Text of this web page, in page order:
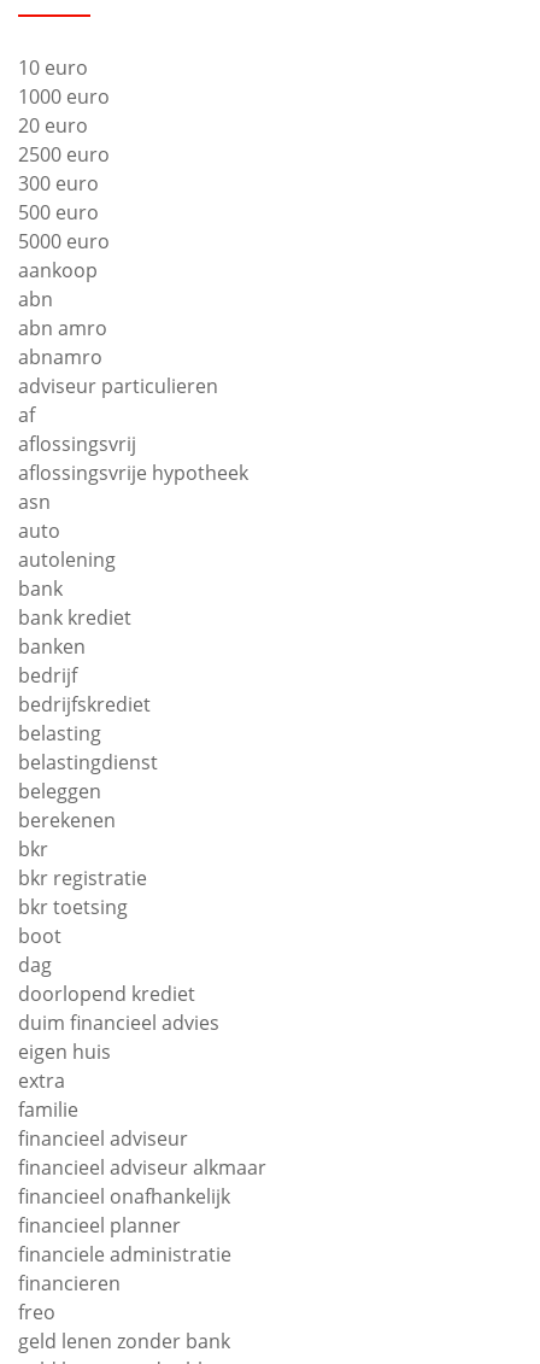
10 euro
1000 euro
20 euro
2500 euro
300 euro
500 euro
5000 euro
aankoop
abn
abn amro
abnamro
adviseur particulieren
af
aflossingsvrij
aflossingsvrije hypotheek
asn
auto
autolening
bank
bank krediet
banken
bedrijf
bedrijfskrediet
belasting
belastingdienst
beleggen
berekenen
bkr
bkr registratie
bkr toetsing
boot
dag
doorlopend krediet
duim financieel advies
eigen huis
extra
familie
financieel adviseur
financieel adviseur alkmaar
financieel onafhankelijk
financieel planner
financiele administratie
financieren
freo
geld lenen zonder bank